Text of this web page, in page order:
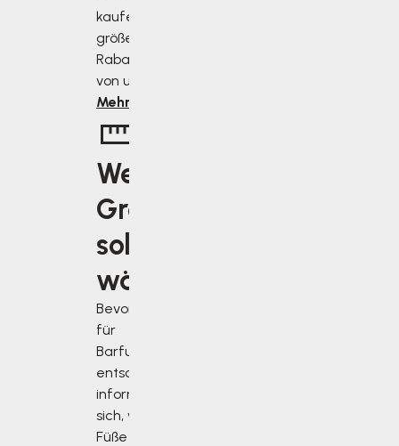
kaufen, desto
größer ist der
Rabatt, den Sie
von uns erhalten.
Mehr erfahren
Welche
Größe
soll ich
wählen?
Bevor Sie sich
für
Barfußschuhe
entscheiden,
informieren Sie
sich, wie Sie Ihre
Füße richtig